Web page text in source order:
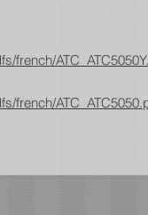
french/
french/